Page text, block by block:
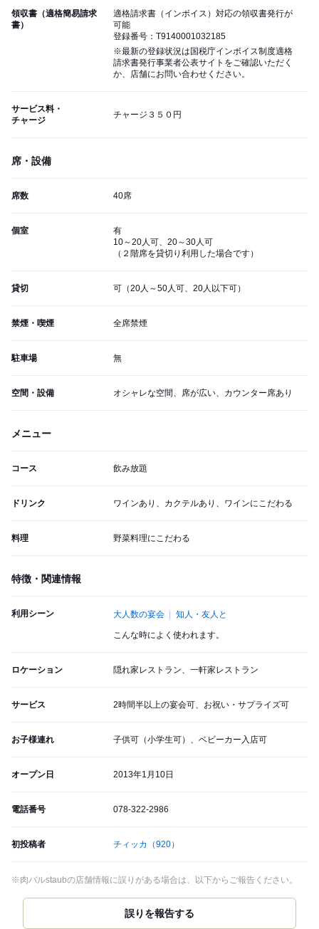
領収書（適格簡易請求
書）
適格請求書（インボイス）対応の領収書発行が
可能
登録番号：T9140001032185
※最新の登録状況は国税庁インボイス制度適格
請求書発行事業者公表サイトをご確認いただく
か、店舗にお問い合わせください。
サービス料・
チャージ
チャージ３５０円
席・設備
席数 40席
個室
有
10～20人可、20～30人可
（２階席を貸切り利用した場合です）
貸切 可（20人～50人可、20人以下可）
禁煙・喫煙 全席禁煙
駐車場 無
空間・設備 オシャレな空間、席が広い、カウンター席あり
メニュー
コース 飲み放題
ドリンク ワインあり、カクテルあり、ワインにこだわる
料理 野菜料理にこだわる
特徴・関連情報
利用シーン 大人数の宴会 知人・友人と
こんな時によく使われます。
ロケーション 隠れ家レストラン、一軒家レストラン
サービス 2時間半以上の宴会可、お祝い・サプライズ可
お子様連れ 子供可（小学生可）、ベビーカー入店可
オープン日 2013年1月10日
電話番号 078-322-2986
初投稿者 チィッカ （920）
※肉バルstaubの店舗情報に誤りがある場合は、以下からご報告ください。
誤りを報告する